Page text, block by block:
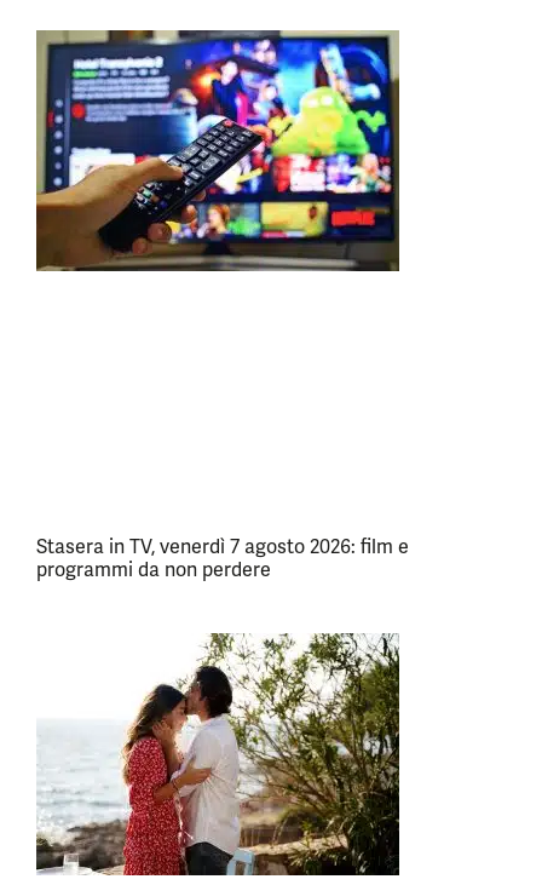
Stasera in TV, venerdì 7 agosto 2026: film e
programmi da non perdere